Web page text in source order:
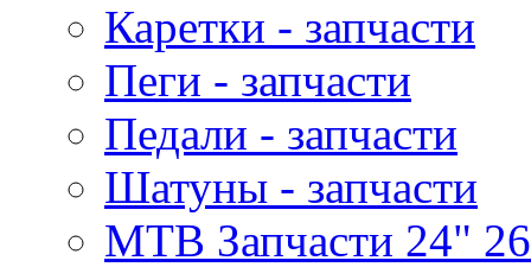
Каретки - запчасти
Пеги - запчасти
Педали - запчасти
Шатуны - запчасти
MTB Запчасти 24"